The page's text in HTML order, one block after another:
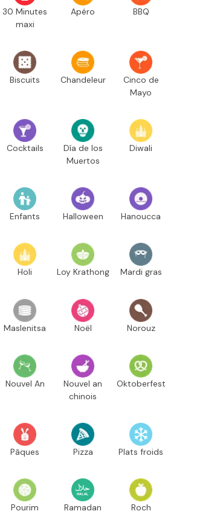
30 Minutes
maxi
Apéro BBQ
Biscuits Chandeleur
Cinco de
Mayo
Cocktails
Día de los
Muertos
Diwali
Enfants Halloween Hanoucca
Holi Loy Krathong Mardi gras
Maslenitsa Noël Norouz
Nouvel An
Nouvel an
chinois
Oktoberfest
Pâques Pizza Plats froids
Pourim Ramadan Roch